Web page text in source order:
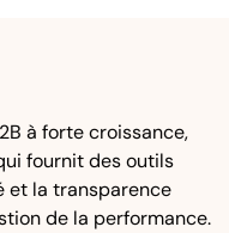
à forte croissance,
fournit des outils
et la transparence
de la performance.